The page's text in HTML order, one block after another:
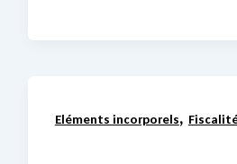
Eléments incorporels,